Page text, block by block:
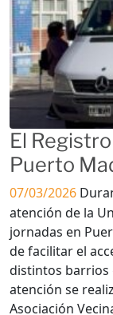
El
Puerto
07/03/2026
atención de la
jornadas en
de facilitar el
distintos barrios
atención se
Asociación